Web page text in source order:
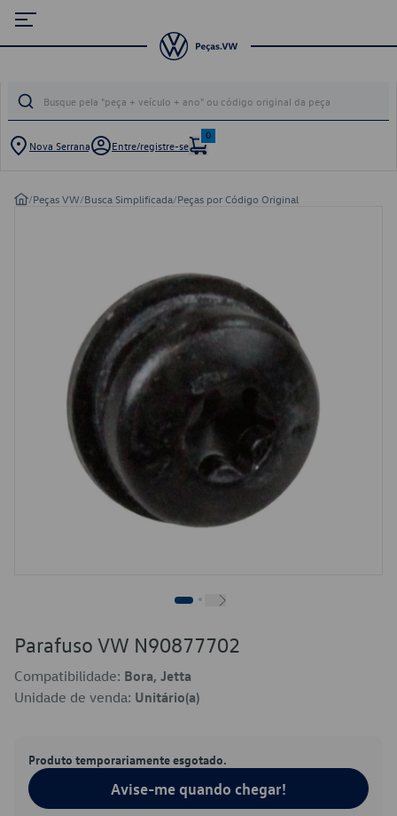
Nova Serrana Entre/registre-se
0
/Peças VW/Busca Simplificada/Peças por Código Original
Parafuso VW N90877702
Compatibilidade: Bora, Jetta
Unidade de venda: Unitário(a)
Produto temporariamente esgotado.
Avise-me quando chegar!